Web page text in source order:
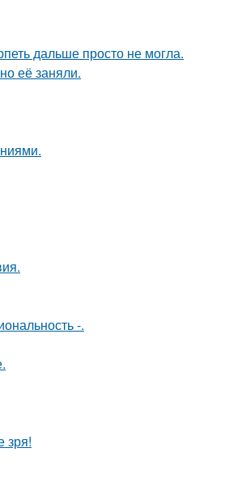
дальше просто не могла.
её заняли.
-.
зря!